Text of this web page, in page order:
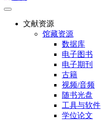
文献资源
馆藏资源
数据库
电子图书
电子期刊
古籍
视频/音频
随书光盘
工具与软件
学位论文